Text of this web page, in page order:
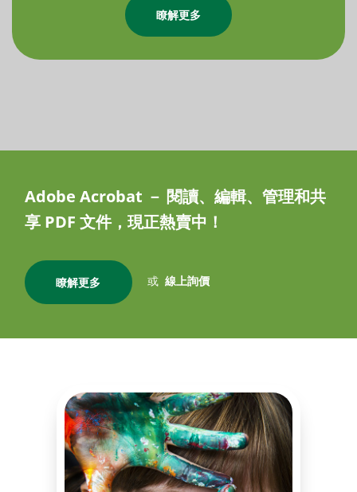
瞭解更多
Adobe Acrobat － 閱讀、編輯、管理和共
享 PDF 文件，現正熱賣中！
瞭解更多 或 線上詢價